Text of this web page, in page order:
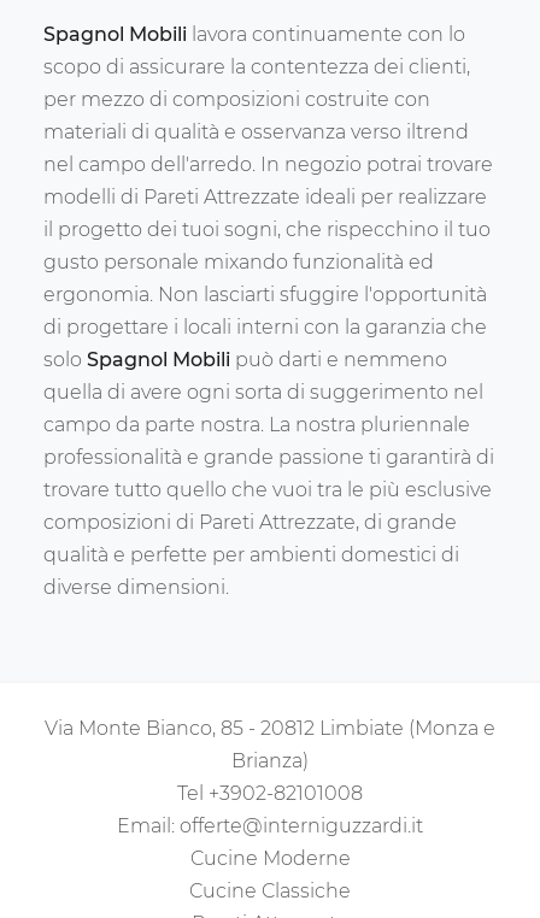
Spagnol Mobili lavora continuamente con lo
scopo di assicurare la contentezza dei clienti,
per mezzo di composizioni costruite con
materiali di qualità e osservanza verso iltrend
nel campo dell'arredo. In negozio potrai trovare
modelli di Pareti Attrezzate ideali per realizzare
il progetto dei tuoi sogni, che rispecchino il tuo
gusto personale mixando funzionalità ed
ergonomia. Non lasciarti sfuggire l'opportunità
di progettare i locali interni con la garanzia che
solo Spagnol Mobili può darti e nemmeno
quella di avere ogni sorta di suggerimento nel
campo da parte nostra. La nostra pluriennale
professionalità e grande passione ti garantirà di
trovare tutto quello che vuoi tra le più esclusive
composizioni di Pareti Attrezzate, di grande
qualità e perfette per ambienti domestici di
diverse dimensioni.
Via Monte Bianco, 85 - 20812 Limbiate (Monza e
Brianza)
Tel +3902-82101008
Email: offerte@interniguzzardi.it
Cucine Moderne
Cucine Classiche